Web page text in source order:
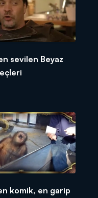
sevilen Beyaz
komik, en garip